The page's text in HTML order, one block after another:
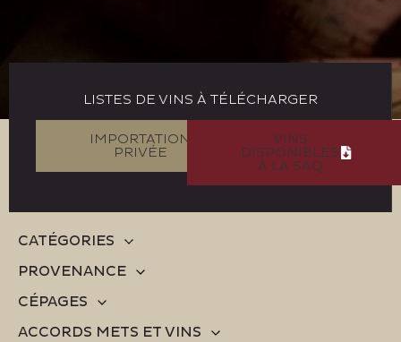
LISTES DE VINS À TÉLÉCHARGER
IMPORTATION
PRIVÉE
VINS
DISPONIBLES
À LA SAQ
CATÉGORIES
PROVENANCE
CÉPAGES
ACCORDS METS ET VINS